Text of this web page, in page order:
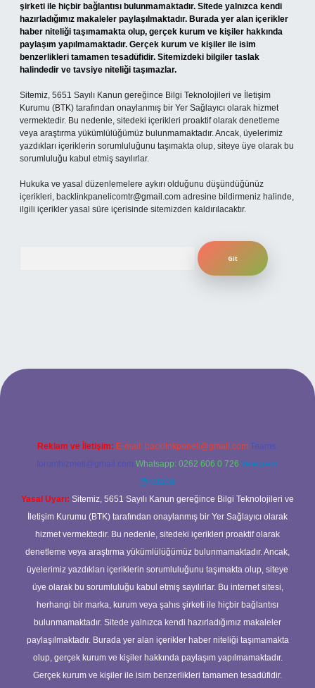
şirketi ile hiçbir bağlantısı bulunmamaktadır. Sitede yalnızca kendi
hazırladığımız makaleler paylaşılmaktadır. Burada yer alan içerikler
haber niteliği taşımamakta olup, gerçek kurum ve kişiler hakkında
paylaşım yapılmamaktadır. Gerçek kurum ve kişiler ile isim
benzerlikleri tamamen tesadüfidir. Sitemizdeki bilgiler taslak
halindedir ve tavsiye niteliği taşımazlar.
Sitemiz, 5651 Sayılı Kanun gereğince Bilgi Teknolojileri ve İletişim
Kurumu (BTK) tarafından onaylanmış bir Yer Sağlayıcı olarak hizmet
vermektedir. Bu nedenle, sitedeki içerikleri proaktif olarak denetleme
veya araştırma yükümlülüğümüz bulunmamaktadır. Ancak, üyelerimiz
yazdıkları içeriklerin sorumluluğunu taşımakta olup, siteye üye olarak bu
sorumluluğu kabul etmiş sayılırlar.
Hukuka ve yasal düzenlemelere aykırı olduğunu düşündüğünüz
içerikleri, backlinkpanelicomtr@gmail.com adresine bildirmeniz halinde,
ilgili içerikler yasal süre içerisinde sitemizden kaldırılacaktır.
yeni giriş adresi
Reklam ve İletişim: E-mail: backlinkpaneli@gmail.com Teams:
forumhizmeti@gmail.com Whatsapp: 0262 606 0 726 Telegram:
@karabul
Yasal Uyarı: Sitemiz, 5651 Sayılı Kanun gereğince Bilgi Teknolojileri ve
İletişim Kurumu (BTK) tarafından onaylanmış bir Yer Sağlayıcı olarak
hizmet vermektedir. Bu nedenle, sitedeki içerikleri proaktif olarak
denetleme veya araştırma yükümlülüğümüz bulunmamaktadır. Ancak,
üyelerimiz yazdıkları içeriklerin sorumluluğunu taşımakta olup, siteye
üye olarak bu sorumluluğu kabul etmiş sayılırlar. Bu internet sitesi,
herhangi bir marka, kurum veya şahıs şirketi ile hiçbir bağlantısı
bulunmamaktadır. Sitede yalnızca kendi hazırladığımız makaleler
paylaşılmaktadır. Burada yer alan içerikler haber niteliği taşımamakta
olup, gerçek kurum ve kişiler hakkında paylaşım yapılmamaktadır.
Gerçek kurum ve kişiler ile isim benzerlikleri tamamen tesadüfidir.